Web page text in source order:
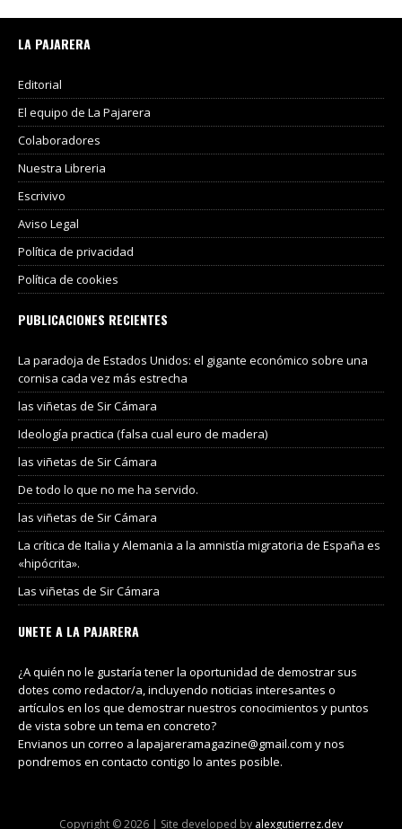
LA PAJARERA
Editorial
El equipo de La Pajarera
Colaboradores
Nuestra Libreria
Escrivivo
Aviso Legal
Política de privacidad
Política de cookies
PUBLICACIONES RECIENTES
La paradoja de Estados Unidos: el gigante económico sobre una
cornisa cada vez más estrecha
las viñetas de Sir Cámara
Ideología practica (falsa cual euro de madera)
las viñetas de Sir Cámara
De todo lo que no me ha servido.
las viñetas de Sir Cámara
La crítica de Italia y Alemania a la amnistía migratoria de España es
«hipócrita».
Las viñetas de Sir Cámara
UNETE A LA PAJARERA
¿A quién no le gustaría tener la oportunidad de demostrar sus
dotes como redactor/a, incluyendo noticias interesantes o
artículos en los que demostrar nuestros conocimientos y puntos
de vista sobre un tema en concreto?
Envianos un correo a lapajareramagazine@gmail.com y nos
pondremos en contacto contigo lo antes posible.
Copyright © 2026 | Site developed by alexgutierrez.dev